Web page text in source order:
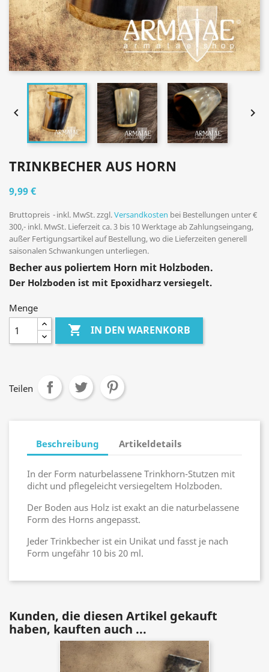
 
TRINKBECHER AUS HORN
9,99 €
Bruttopreis inkl. MwSt. zzgl.Versandkosten bei Bestellungen unter €
300,- inkl. MwSt. Lieferzeit ca. 3 bis 10 Werktage ab Zahlungseingang,
außer Fertigungsartikel auf Bestellung, wo die Lieferzeiten generell
saisonalen Schwankungen unterliegen.
Becher aus poliertem Horn mit Holzboden.
Der Holzboden ist mit Epoxidharz versiegelt.
Menge
 IN DEN WARENKORB
Teilen
Beschreibung Artikeldetails
In der Form naturbelassene Trinkhorn-Stutzen mit
dicht und pflegeleicht versiegeltem Holzboden.
Der Boden aus Holz ist exakt an die naturbelassene
Form des Horns angepasst.
Jeder Trinkbecher ist ein Unikat und fasst je nach
Form ungefähr 10 bis 20 ml.
Kunden, die diesen Artikel gekauft
haben, kauften auch ...